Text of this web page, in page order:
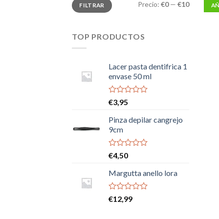
mínimo
máximo
FILTRAR Precio: €0— €10
TOP PRODUCTOS
Lacer pasta dentifrica 1
envase 50 ml
Valorado
con
0
de
5
€3,95
Pinza depilar cangrejo
9cm
Valorado
con
0
de
5
€4,50
Margutta anello lora
Valorado
€12,99